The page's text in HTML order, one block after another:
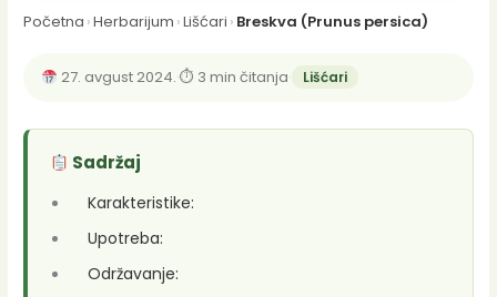
Početna ›Herbarijum ›Lišćari › Breskva (Prunus persica)
27. avgust 2024.·⏱ 3 min čitanja· Lišćari
Sadržaj
Karakteristike:
Upotreba:
Održavanje: